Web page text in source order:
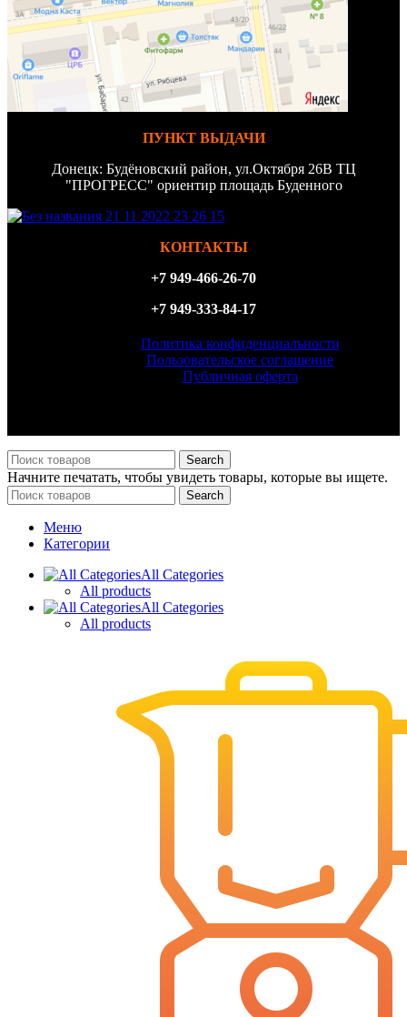
ПУНКТ ВЫДАЧИ
Донецк: Будёновский район, ул.Октября 26В ТЦ
"ПРОГРЕСС" ориентир площадь Буденного
КОНТАКТЫ
+7 949-466-26-70
+7 949-333-84-17
Политика конфиденциальности
Пользовательское соглашение
Публичная оферта
Search
Начните печатать, чтобы увидеть товары, которые вы ищете.
Search
Меню
Категории
All Categories
All products
All Categories
All products